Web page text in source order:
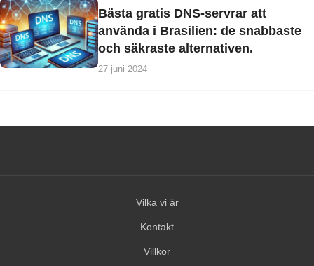
Bästa gratis DNS-servrar att
använda i Brasilien: de snabbaste
och säkraste alternativen.
27 juni 2024
Vilka vi är
Kontakt
Villkor